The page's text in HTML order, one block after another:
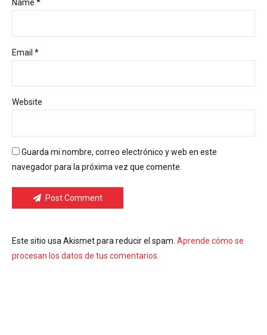
Name *
Email *
Website
Guarda mi nombre, correo electrónico y web en este
navegador para la próxima vez que comente.
Post Comment
Este sitio usa Akismet para reducir el spam. Aprende cómo se
procesan los datos de tus comentarios.